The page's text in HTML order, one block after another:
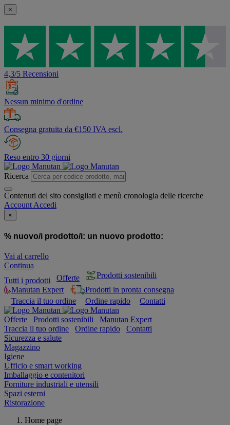
×
4,3/5 Recensioni
Nessun minimo d'ordine
Consegna gratuita da €150 IVA escl.
Reso entro 30 giorni
Ricerca
Contenuti del sito consigliati e menù cronologia delle ricerche
Account Accedi
×
% nuovo/i prodotto/i: un nuovo prodotto:
Vai al carrello
Continua
Tutti i prodotti
Offerte
Prodotti sostenibili
Manutan Expert
Prodotti in pronta consegna
Traccia il tuo ordine
Ordine rapido Contatti
Offerte Prodotti sostenibili
Manutan Expert
Traccia il tuo ordine
Ordine rapido
Contatti
Sicurezza e salute
Magazzino
Igiene
Ufficio e smart working
Imballaggio e contenitori
Forniture industriali e utensili
Spazi esterni
Ristorazione
Home page